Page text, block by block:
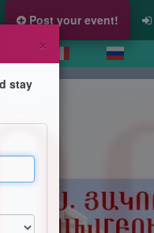
Post your event!
×
stay